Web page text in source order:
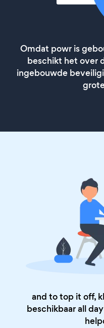
Omdat powr is
beschikt het over
ingebouwde
and to top it off,
beschikbaar all